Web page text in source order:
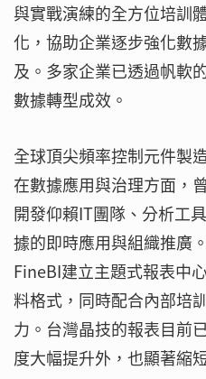
與實戰演練的全方位培訓
化，協助企業逐步強化數
及。多家企業已透過帆軟
數據轉型成效。
全球頂尖頻率控制元件製
在數據應用與治理方面，
開發仰賴IT團隊、分析工
據的即時應用與組織推廣
FineBI建立主題式報表中
料格式，同時配合內部培
力。台灣晶技的報表目前
度大幅提升外，也顯著縮